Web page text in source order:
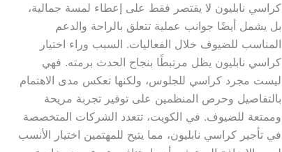
كراسي نابليون لا يقتصر فقط على إعطاء لمسة جمالية،
بل يشمل أيضًا جوانب عملية تتعلق بالراحة والدعم
المناسب للضيوف خلال الفعاليات. السبب وراء اختيار
كراسي نابليون يظل مرتبطًا بنجاح الحدث برمته. فهي
ليست مجرد كراسي للجلوس، ولكنها تعكس مدى الاهتمام
بالتفاصيل وحرص المنظمين على توفير تجربة مريحة
وممتعة للضيوف. في الكويت، تتعدد الشركات المتخصصة
في تأجير كراسي نابليون، مما يتيح للمهتمين اختيار الأنسب